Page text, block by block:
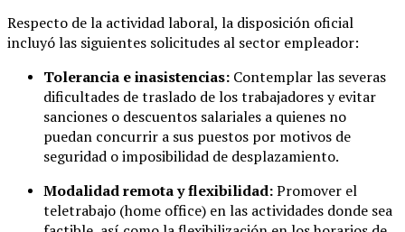
Respecto de la actividad laboral, la disposición oficial
incluyó las siguientes solicitudes al sector empleador:
Tolerancia e inasistencias: Contemplar las severas
dificultades de traslado de los trabajadores y evitar
sanciones o descuentos salariales a quienes no
puedan concurrir a sus puestos por motivos de
seguridad o imposibilidad de desplazamiento.
Modalidad remota y flexibilidad:Promover el
teletrabajo (home office) en las actividades donde sea